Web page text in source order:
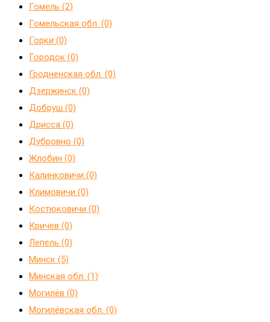
Гомель (2)
Гомельская обл. (0)
Горки (0)
Городок (0)
Гродненская обл. (0)
Дзержинск (0)
Добруш (0)
Дрисса (0)
Дубровно (0)
Жлобин (0)
Калинковичи (0)
Климовичи (0)
Костюковичи (0)
Кричев (0)
Лепель (0)
Минск (5)
Минская обл. (1)
Могилёв (0)
Могилёвская обл. (0)